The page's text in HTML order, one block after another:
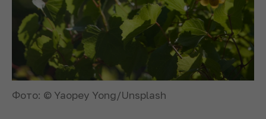
Фото: © Yaopey Yong/Unsplash